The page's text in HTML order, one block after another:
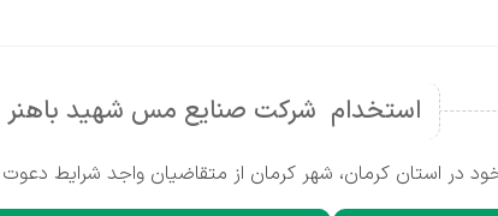
استخدام شرکت صنایع مس شهید باهنر
استان کرمان، شهر کرمان از متقاضیان واجد شرایط